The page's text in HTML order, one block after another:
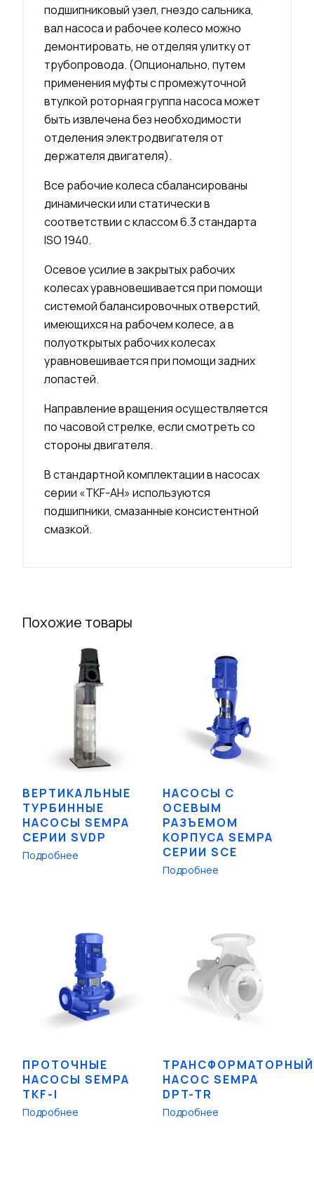
подшипниковый узел, гнездо сальника,
вал насоса и рабочее колесо можно
демонтировать, не отделяя улитку от
трубопровода. (Опционально, путем
применения муфты с промежуточной
втулкой роторная группа насоса может
быть извлечена без необходимости
отделения электродвигателя от
держателя двигателя).
Все рабочие колеса сбалансированы
динамически или статически в
соответствии с классом 6.3 стандарта
ISO 1940.
Осевое усилие в закрытых рабочих
колесах уравновешивается при помощи
системой балансировочных отверстий,
имеющихся на рабочем колесе, а в
полуоткрытых рабочих колесах
уравновешивается при помощи задних
лопастей.
Направление вращения осуществляется
по часовой стрелке, если смотреть со
стороны двигателя.
В стандартной комплектации в насосах
серии «TKF-АН» используются
подшипники, смазанные консистентной
смазкой.
Похожие товары
ВЕРТИКАЛЬНЫЕ
ТУРБИННЫЕ
НАСОСЫ SEMPA
СЕРИИ SVDP
Подробнее
НАСОСЫ С
ОСЕВЫМ
РАЗЪЕМОМ
КОРПУСА SEMPA
СЕРИИ SCE
Подробнее
ПРОТОЧНЫЕ
НАСОСЫ SEMPA
TKF-I
Подробнее
ТРАНСФОРМАТОРНЫЙ
НАСОС SEMPA
DPT-TR
Подробнее